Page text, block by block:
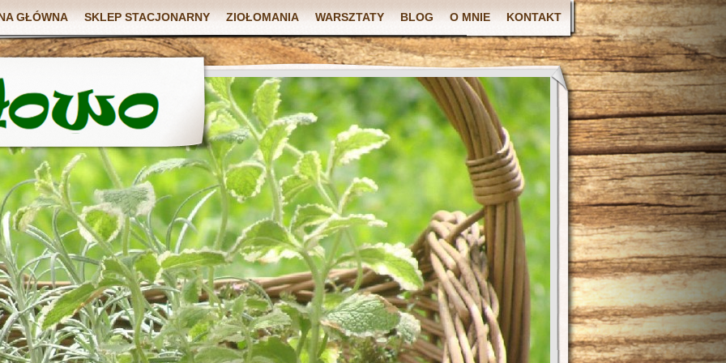
GŁÓWNA SKLEP STACJONARNY ZIOŁOMANIA WARSZTATY BLOG O MNIE KONTAKT